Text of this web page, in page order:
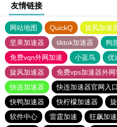
友情链接
网站地图 QuickQ 旋风加速
坚果加速器
tiktok加速器
狗
免费vqn外网加速
小蓝鸟 优
旋风加速器
免费vps加速器外网
快连加速器
快连加速器官网入口
快鸭加速器
快柠檬加速器
软件中心
雷霆加速 狂飙加